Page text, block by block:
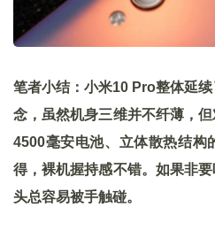
笔者小结：小米10 Pro整体延
念，虽然机身三维并不纤薄，但
4500毫安电池、立体散热结构
得，裸机握持感不错。如果非
头总容易被手触碰。